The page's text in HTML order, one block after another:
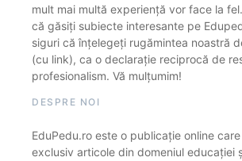
mult mai multă experiență vor face la
că găsiți subiecte interesante pe
siguri că înțelegeți rugămintea noastră
(cu link), ca o declarație reciprocă de
profesionalism. Vă mulțumim!
DESPRE NOI
EduPedu.ro este o publicație online
exclusiv articole din domeniul educației